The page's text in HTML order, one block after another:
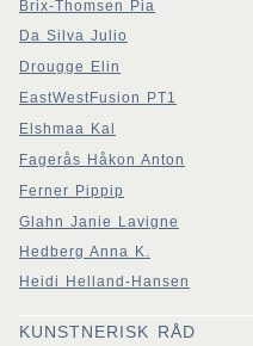
Brix-Thomsen Pia
Da Silva Julio
Drougge Elin
EastWestFusion PT1
Elshmaa Kal
Fagerås Håkon Anton
Ferner Pippip
Glahn Janie Lavigne
Hedberg Anna K.
Heidi Helland-Hansen
KUNSTNERISK RÅD